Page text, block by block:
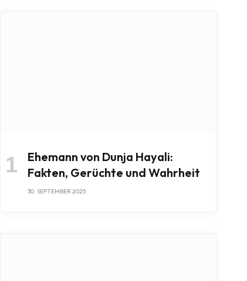
Ehemann von Dunja Hayali:
Fakten, Gerüchte und Wahrheit
30. SEPTEMBER 2025